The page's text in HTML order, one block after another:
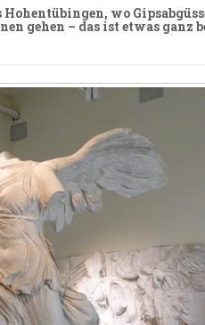
Hohentübingen, wo
gehen – das ist etwas ganz